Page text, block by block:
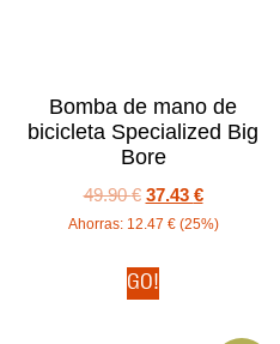
Bomba de mano de
bicicleta Specialized Big
Bore
49.90€ 37.43 €
Ahorras: 12.47 € (25%)
GO!